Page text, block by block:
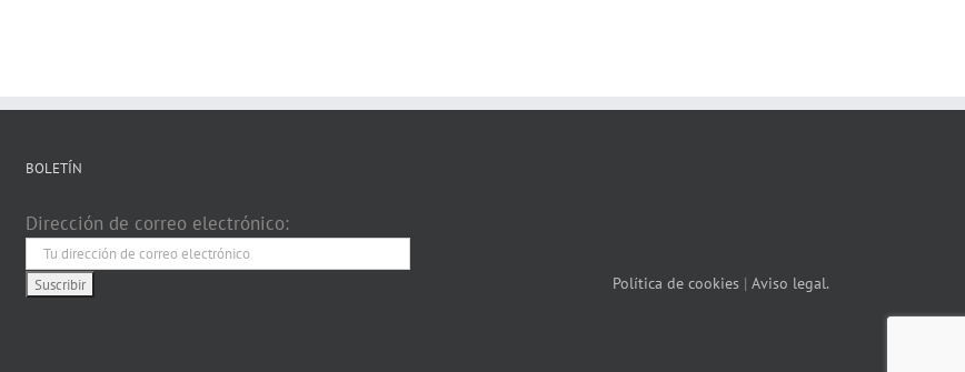
BOLETÍN
Dirección de correo electrónico:
Política de cookies | Aviso legal.